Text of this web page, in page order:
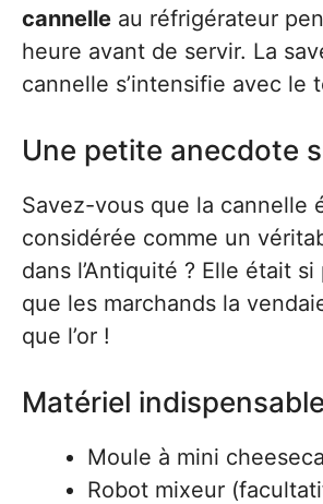
cannelle au réfrigérateur
heure avant de servir. La
cannelle s’intensifie avec le
Une petite anecdote
Savez-vous que la cannelle
considérée comme un
dans l’Antiquité ? Elle était
que les marchands la
que l’or !
Matériel indispensable
Moule à mini
Robot mixeur